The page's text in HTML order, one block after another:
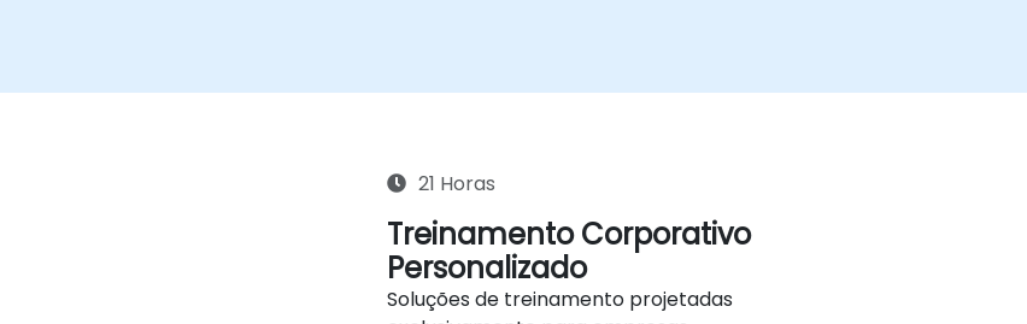
21 Horas
Treinamento Corporativo
Personalizado
Soluções de treinamento projetadas